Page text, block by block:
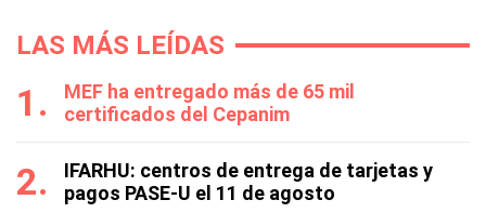
LAS MÁS LEÍDAS
MEF ha entregado más de 65 mil
certificados del Cepanim
IFARHU: centros de entrega de tarjetas y
pagos PASE-U el 11 de agosto